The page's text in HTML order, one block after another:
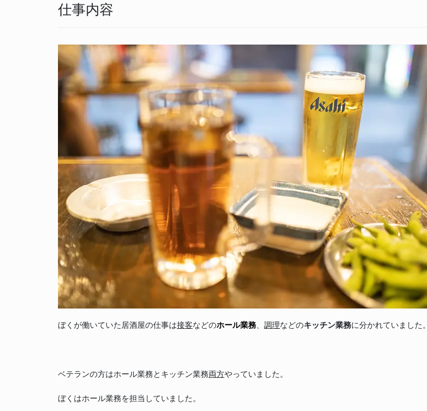
仕事内容
ぼくが働いていた居酒屋の仕事は接客などのホール業務 調理などのキッチン業務に分かれていました。
ベテランの方はホール業務とキッチン業務両方やっていました。
ぼくはホール業務を担当していました。